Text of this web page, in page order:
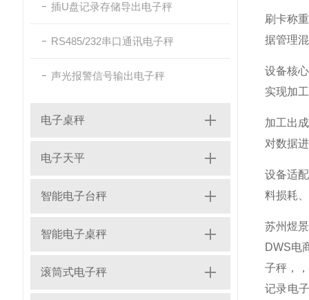
插U盘记录存储导出电子秤
RS485/232串口通讯电子秤
声光报警信号输出电子秤
电子桌秤
电子天平
智能电子台秤
智能电子桌秤
滚筒式电子秤
刷卡称
据管理
设备核
实现加
加工出
对数据
设备适
料损耗
苏州煜
DWS电
子秤，
记录电